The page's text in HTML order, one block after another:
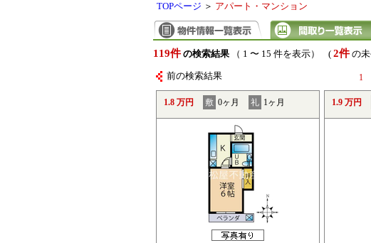
TOPページ ＞ アパート・マンション
119件 の検索結果（ 1 〜 15 件を表示） ( 2件の未
前の検索結果 1
1.8 万円 敷 0ヶ月 礼 1ヶ月 1.9 万円